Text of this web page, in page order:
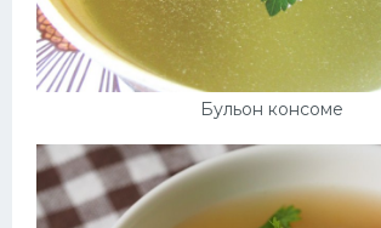
Бульон консоме